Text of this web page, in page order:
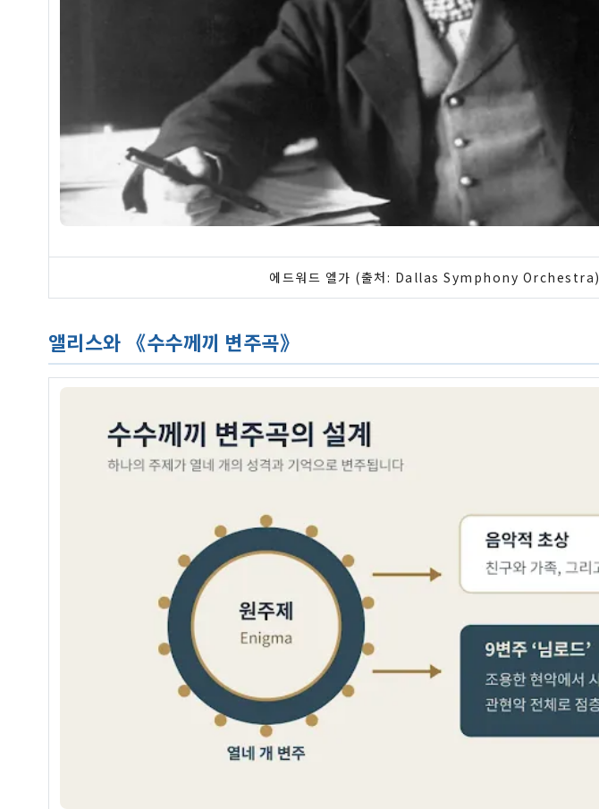
에드워드 엘가 (출처: Dallas Symphony Orchestra)
앨리스와 《수수께끼 변주곡》